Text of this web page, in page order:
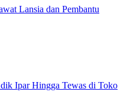
Lansia dan Pembantu
Ipar Hingga Tewas di Toko